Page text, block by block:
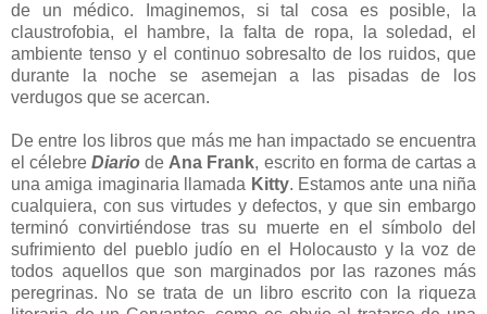
de un médico. Imaginemos, si tal cosa es posible, la
claustrofobia, el hambre, la falta de ropa, la soledad, el
ambiente tenso y el continuo sobresalto de los ruidos, que
durante la noche se asemejan a las pisadas de los
verdugos que se acercan.
De entre los libros que más me han impactado se encuentra
el célebreDiario de Ana Frank, escrito en forma de cartas a
una amiga imaginaria llamada Kitty. Estamos ante una niña
cualquiera, con sus virtudes y defectos, y que sin embargo
terminó convirtiéndose tras su muerte en el símbolo del
sufrimiento del pueblo judío en el Holocausto y la voz de
todos aquellos que son marginados por las razones más
peregrinas. No se trata de un libro escrito con la riqueza